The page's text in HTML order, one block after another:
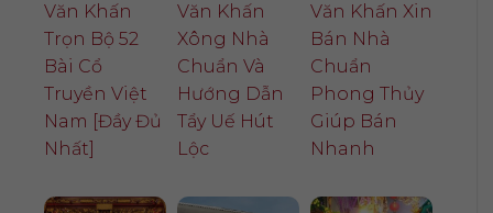
Văn Khấn
Trọn Bộ 52
Bài Cổ
Truyền Việt
Nam [Đầy Đủ
Nhất]
Văn Khấn
Xông Nhà
Chuẩn Và
Hướng Dẫn
Tẩy Uế Hút
Lộc
Văn Khấn Xin
Bán Nhà
Chuẩn
Phong Thủy
Giúp Bán
Nhanh